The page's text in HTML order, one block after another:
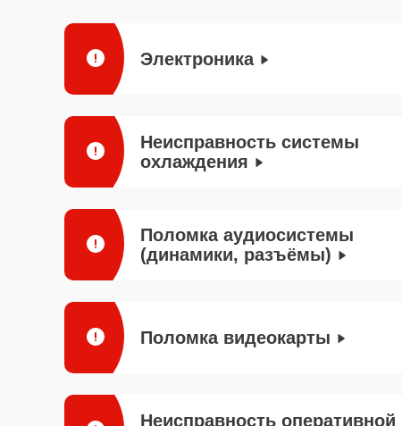
Электроника
Неисправность системы
охлаждения
Поломка аудиосистемы
(динамики, разъёмы)
Поломка видеокарты
Неисправность оперативной